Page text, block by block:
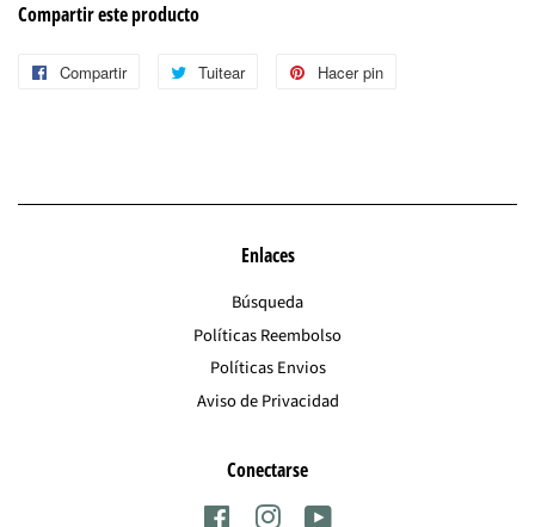
Compartir este producto
Compartir
CompartirTuitear
Tuitear
Hacer pin
Enlaces
Búsqueda
Políticas Reembolso
Políticas Envios
Aviso de Privacidad
Conectarse
FacebookInstagram